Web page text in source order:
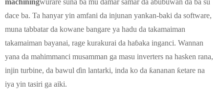
dace ba. Ta hanyar yin amfani da injunan yankan-baki da software,
muna tabbatar da kowane bangare ya hadu da takamaiman
takamaiman bayanai, rage kurakurai da haɓaka inganci. Wannan
yana da mahimmanci musamman ga masu inverters na hasken rana,
injin turbine, da bawul ɗin lantarki, inda ko da ƙananan ƙetare na
iya yin tasiri ga aiki.